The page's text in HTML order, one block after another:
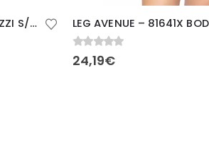
LEG AVENUE – 81641X BODY SENZA CUCITURE BORDEAUX TAGLIA 1X/2X
0Su 5
47,37€